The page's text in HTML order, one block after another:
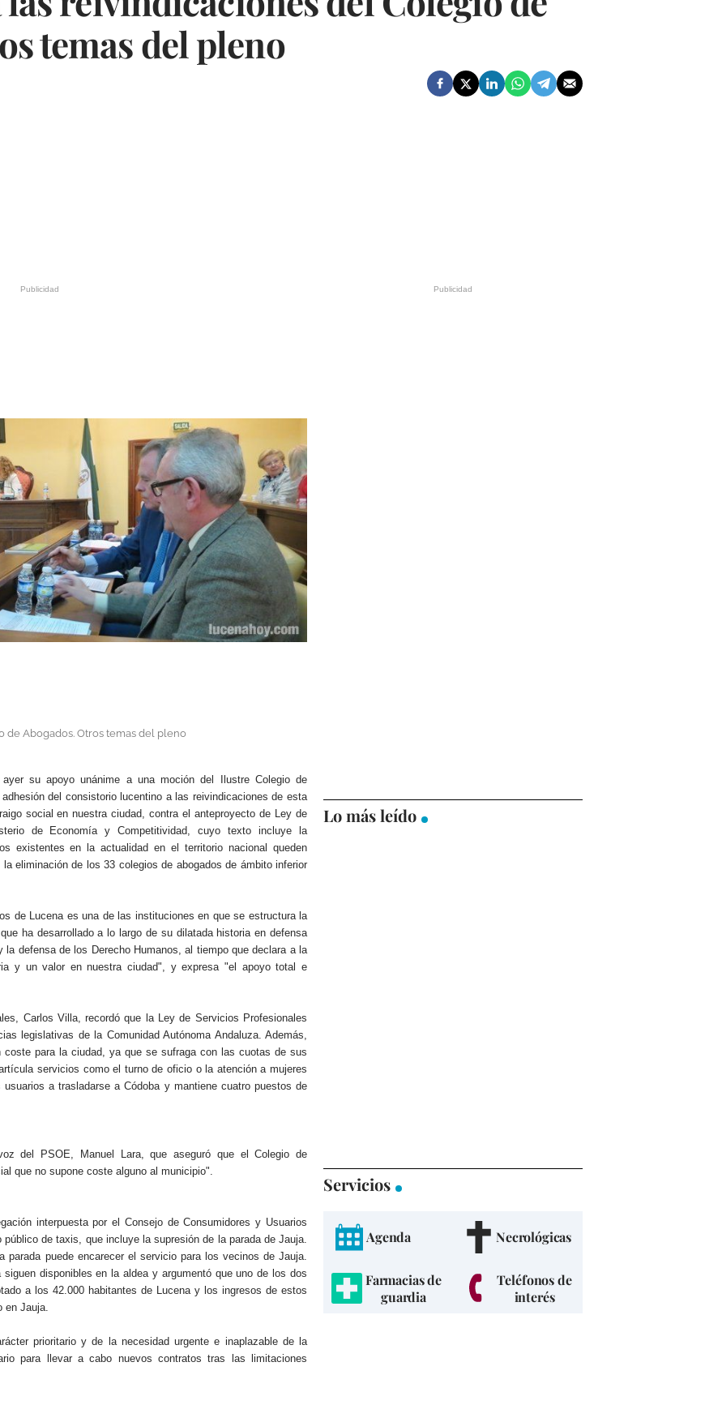
temas del pleno
de Abogados. Otros temas del pleno
su apoyo unánime a una moción del Ilustre Colegio de
del consistorio lucentino a las reivindicaciones de esta
social en nuestra ciudad, contra el anteproyecto de Ley de
de Economía y Competitividad, cuyo texto incluye la
existentes en la actualidad en el territorio nacional queden
eliminación de los 33 colegios de abogados de ámbito inferior
de Lucena es una de las instituciones en que se estructura la
ha desarrollado a lo largo de su dilatada historia en defensa
defensa de los Derecho Humanos, al tiempo que declara a la
y un valor en nuestra ciudad", y expresa "el apoyo total e
Carlos Villa, recordó que la Ley de Servicios Profesionales
legislativas de la Comunidad Autónoma Andaluza. Además,
para la ciudad, ya que se sufraga con las cuotas de sus
servicios como el turno de oficio o la atención a mujeres
a trasladarse a Códoba y mantiene cuatro puestos de
del PSOE, Manuel Lara, que aseguró que el Colegio de
que no supone coste alguno al municipio".
interpuesta por el Consejo de Consumidores y Usuarios
de taxis, que incluye la supresión de la parada de Jauja.
parada puede encarecer el servicio para los vecinos de Jauja.
disponibles en la aldea y argumentó que uno de los dos
a los 42.000 habitantes de Lucena y los ingresos de estos
en Jauja.
prioritario y de la necesidad urgente e inaplazable de la
para llevar a cabo nuevos contratos tras las limitaciones
Lo más leído
Servicios
Agenda Necrológicas
Farmacias de
guardia
Teléfonos de
interés